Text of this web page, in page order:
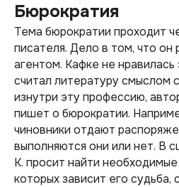
Бюрократия
Тема бюрократии проходит
писателя. Дело в том, что он
агентом. Кафке не нравилась
считал литературу смыслом
изнутри эту профессию,
пишет о бюрократии.
чиновники отдают
выполняются они или нет. В
К. просит найти
которых зависит его судьба,